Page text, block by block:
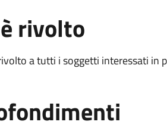
rivolto
a tutti i soggetti interessati in